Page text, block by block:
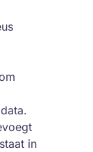
in